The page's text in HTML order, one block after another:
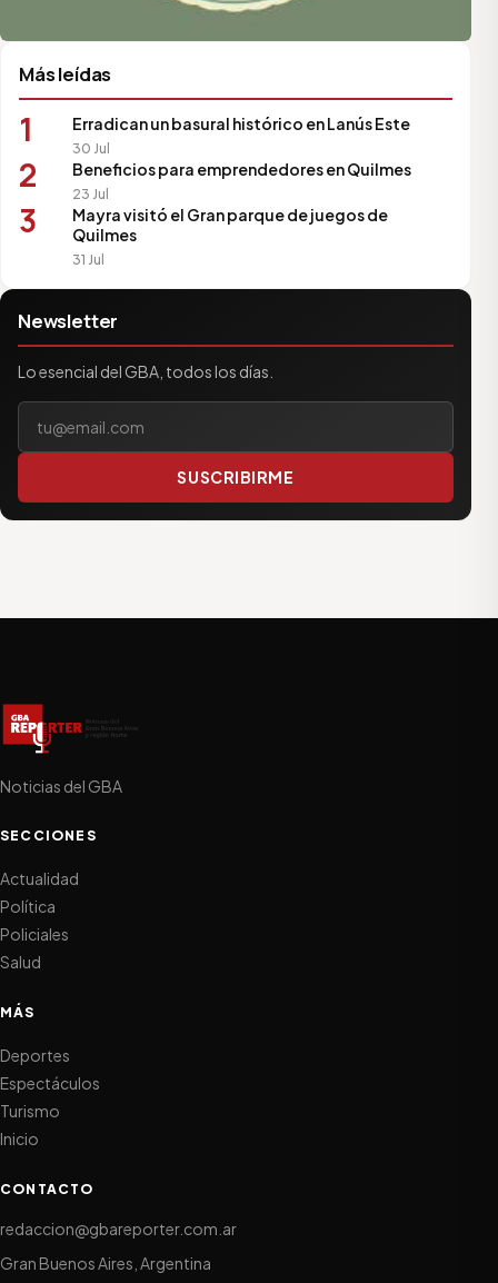
Más leídas
1 Erradican un basural histórico en Lanús Este
30 Jul
2 Beneficios para emprendedores en Quilmes
23 Jul
3
Mayra visitó el Gran parque de juegos de
Quilmes
31 Jul
Newsletter
Lo esencial del GBA, todos los días.
SUSCRIBIRME
Noticias del GBA
SECCIONES
Actualidad
Política
Policiales
Salud
MÁS
Deportes
Espectáculos
Turismo
Inicio
CONTACTO
redaccion@gbareporter.com.ar
Gran Buenos Aires, Argentina